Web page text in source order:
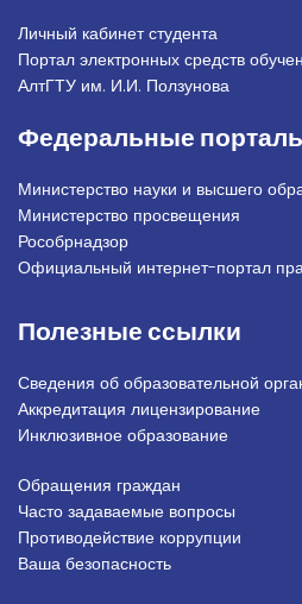
Личный кабинет студента
Портал электронных средств
АлтГТУ им. И.И. Ползунова
Федеральные
Министерство науки и высшего
Министерство просвещения
Рособрнадзор
Официальный интернет-портал
Полезные ссылки
Сведения об образовательной
Аккредитация лицензирование
Инклюзивное образование
Подвал_право
Обращения граждан
Часто задаваемые вопросы
Противодействие коррупции
Ваша безопасность